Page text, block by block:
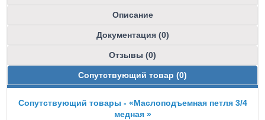
Описание
Документация (0)
Отзывы (0)
Сопутствующий товар (0)
Сопутствующий товары - «Маслоподъемная петля 3/4
медная »